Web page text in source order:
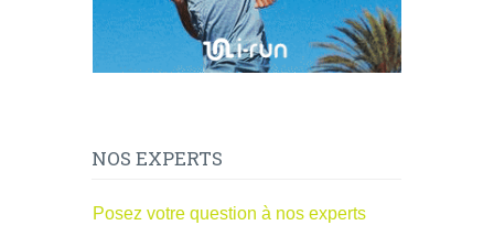
NOS EXPERTS
Posez votre question à nos experts